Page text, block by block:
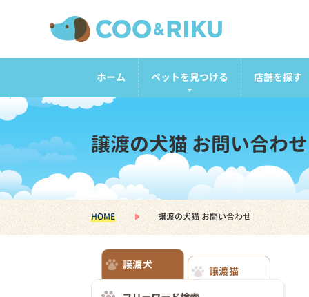
ホーム ペットを見つける 店舗を探す
譲渡の犬猫 お問い合わせ
HOME 譲渡の犬猫 お問い合わせ
譲渡犬
譲渡猫